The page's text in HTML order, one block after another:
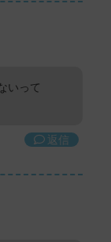
いって
返信